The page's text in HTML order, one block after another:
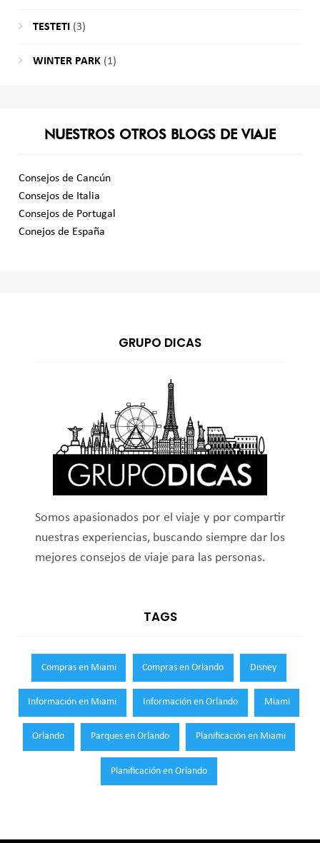
TESTETI (3)
WINTER PARK(1)
NUESTROS OTROS BLOGS DE VIAJE
Consejos de Cancún
Consejos de Italia
Consejos de Portugal
Conejos de España
GRUPO DICAS
Somos apasionados por el viaje y por compartir
nuestras experiencias, buscando siempre dar los
mejores consejos de viaje para las personas.
TAGS
Compras en Miami Compras en Orlando Disney
Información en Miami Información en Orlando Miami
Orlando Parques en Orlando Planificación en Miami
Planificación en Orlando